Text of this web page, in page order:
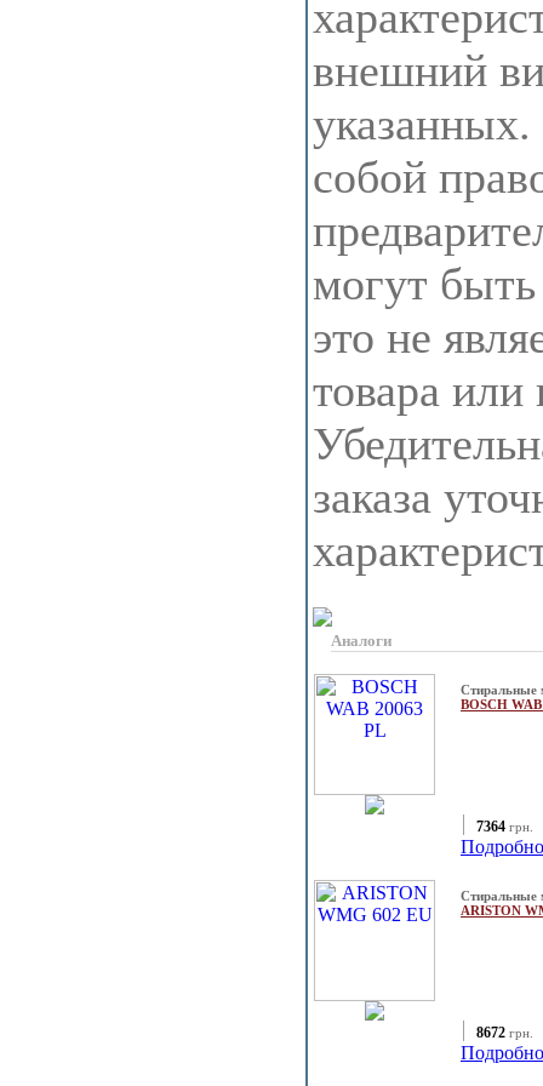
внешний
указанных.
собой
могут
это не
товара
заказа
Аналоги
BOSCH
7364 грн.
ARISTON
8672 грн.